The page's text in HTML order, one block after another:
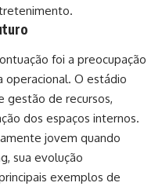
foi a preocupação
operacional. O estádio
gestão de recursos,
dos espaços internos.
jovem quando
sua evolução
exemplos de